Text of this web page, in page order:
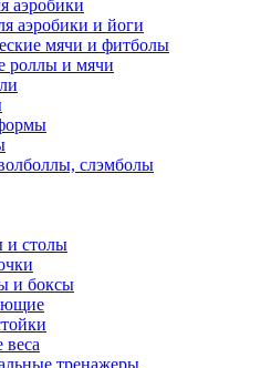
аэробики
аэробики и йоги
мячи и фитболы
роллы и мячи
слэмболы
и столы
и боксы
тренажеры